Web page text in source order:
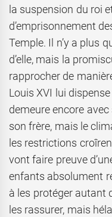
la suspension du roi
d’emprisonnement
Temple. Il n’y a plus
d’elle, mais la
rapprocher de
Louis XVI lui
demeure encore
son frère, mais le
les restrictions
vont faire preuve
enfants absolument
à les protéger autant
les rassurer, mais